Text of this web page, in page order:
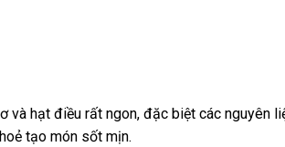
hạt điều rất ngon, đặc biệt các nguyên
tạo món sốt mịn.